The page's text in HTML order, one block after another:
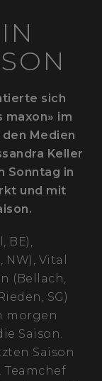
sich
maxon» im
Medien
Keller
Sonntag in
und mit
BE),
Vital
(Bellach,
SG)
morgen
Saison.
Saison